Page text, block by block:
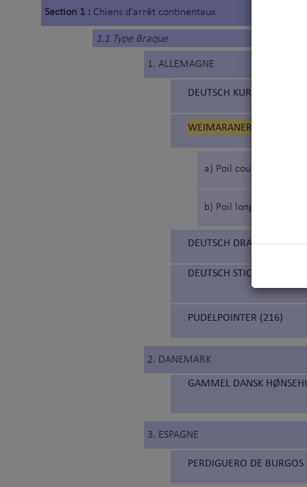
Section 1 : Chiens d'arrêt continentaux
1.1 Type Braque
1. ALLEMAGNE
DEUTSCH KURZHAAR
WEIMARANER (99)
a) Poil court
b) Poil long
DEUTSCH DRAHTHAAR
DEUTSCH STICHELHAAR
PUDELPOINTER (216)
2. DANEMARK
GAMMEL DANSK
3. ESPAGNE
PERDIGUERO DE